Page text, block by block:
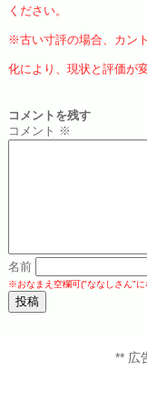
ください。
※古い寸評の場合、カン
化により、現状と評価が
コメントを残す
コメント ※
名前
※おなまえ空欄可("ななしさん"に
** 広